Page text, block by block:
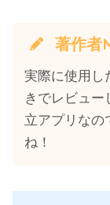
著作者
実際に使用し
きでレビュー
立アプリなの
ね！